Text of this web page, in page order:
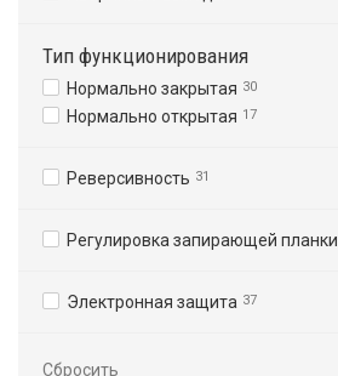
Тип функционирования
Нормально закрытая 30
Нормально открытая 17
Реверсивность 31
Регулировка запирающей планки
Электронная защита 37
Сбросить